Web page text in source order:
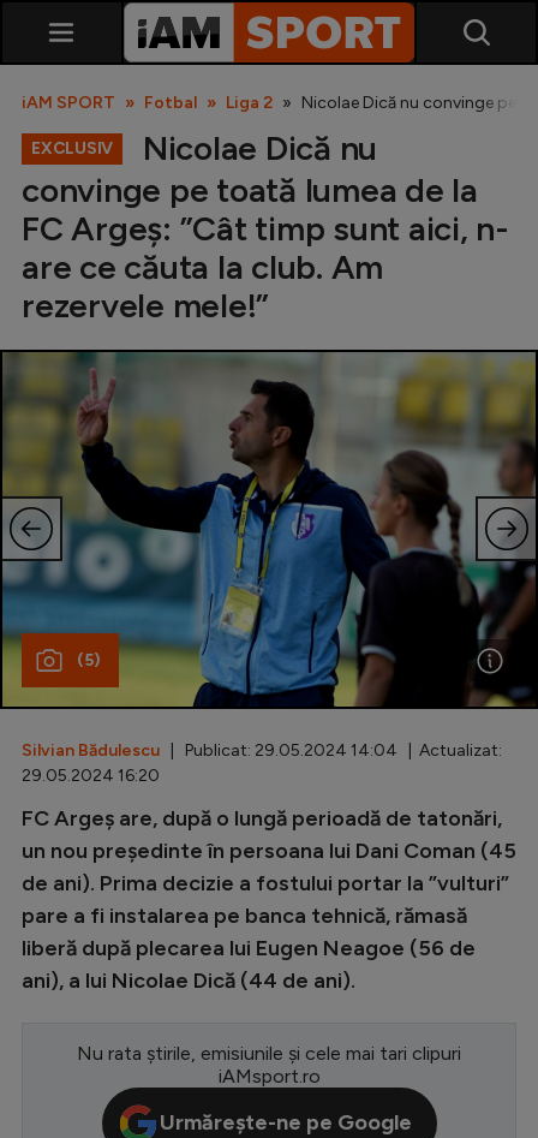
SuperLiga
Liga 2
Cupa României
Echipa Națională
U21
Fotbal feminin
Diverse
Clasamente
Champions League
Europa League
Conference League
CM 2026
LaLiga
Serie A
iAM SPORT Fotbal Liga 2 Nicolae Dică nu convinge pe
EXCLUSIV
Nicolae Dică nu
convinge pe toată lumea de la
FC Argeș: ”Cât timp sunt aici, n-
are ce căuta la club. Am
rezervele mele!”
(5)
Silvian Bădulescu | Publicat: 29.05.2024 14:04 | Actualizat:
29.05.2024 16:20
FC Argeș are, după o lungă perioadă de tatonări,
un nou președinte în persoana lui Dani Coman (45
de ani). Prima decizie a fostului portar la ”vulturi”
pare a fi instalarea pe banca tehnică, rămasă
liberă după plecarea lui Eugen Neagoe (56 de
ani), a lui Nicolae Dică (44 de ani).
Nu rata știrile, emisiunile și cele mai tari clipuri
iAMsport.ro
Urmărește-ne pe Google